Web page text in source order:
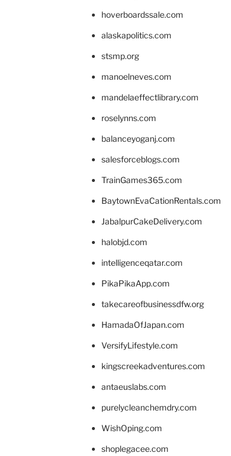
hoverboardssale.com
alaskapolitics.com
stsmp.org
manoelneves.com
mandelaeffectlibrary.com
roselynns.com
balanceyoganj.com
salesforceblogs.com
TrainGames365.com
BaytownEvaCationRentals.com
JabalpurCakeDelivery.com
halobjd.com
intelligenceqatar.com
PikaPikaApp.com
takecareofbusinessdfw.org
HamadaOfJapan.com
VersifyLifestyle.com
kingscreekadventures.com
antaeuslabs.com
purelycleanchemdry.com
WishOping.com
shoplegacee.com